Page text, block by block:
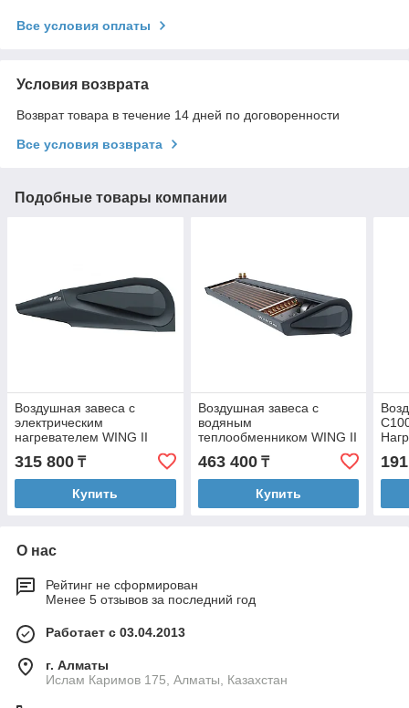
Все условия оплаты
Условия возврата
Возврат товара в течение 14 дней по договоренности
Все условия возврата
Подобные товары компании
Воздушная завеса с
электрическим
нагревателем WING II
E100 EC Серый антрацит
(RAL 7016)
315 800 ₸
Купить
Воздушная завеса с
водяным
теплообменником WING II
W200 EC Серый антрацит
(RAL 7016)
463 400₸
Купить
О нас
Рейтинг не сформирован
Менее 5 отзывов за последний год
Работает с 03.04.2013
г. Алматы
Ислам Каримов 175, Алматы, Казахстан